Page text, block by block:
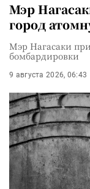
Мэр
город
Мэр Нагасаки
бомбардировки
9 августа 2026, 06:43